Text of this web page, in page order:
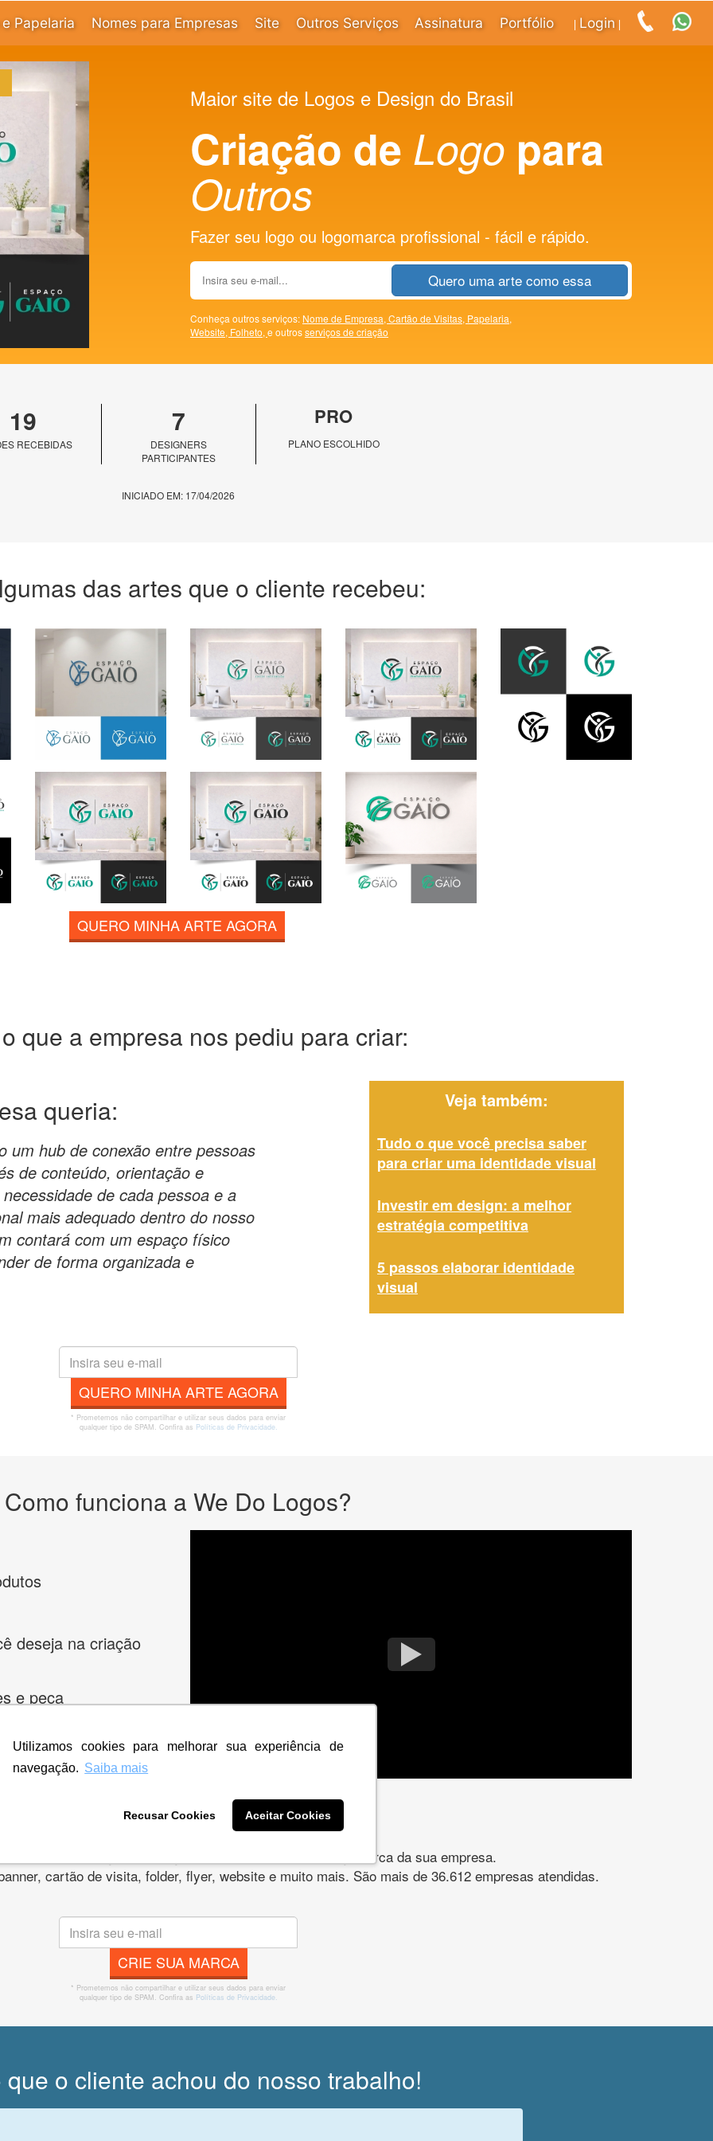
Utilizamos cookies para melhorar sua experiência de
navegação. Saiba mais
Recusar Cookies Aceitar Cookies
Papelaria Nomes para Empresas Site Outros Serviços Assinatura Portfólio Login
Maior site de Logos e Design do Brasil
Criação de Logo para
Outros
Fazer seu logo ou logomarca profissional - fácil e rápido.
Quero uma arte como essa
Conheça outros serviços: Nome de Empresa, Cartão de Visitas, Papelaria,
Website, Folheto, e outrosserviços de criação
19
RECEBIDAS
7
DESIGNERS
PARTICIPANTES
PRO
PLANO ESCOLHIDO
INICIADO EM: 17/04/2026
das artes que o cliente recebeu:
QUERO MINHA ARTE AGORA
que a empresa nos pediu para criar:
queria:
um hub de conexão entre pessoas
de conteúdo, orientação e
de cada pessoa e a
mais adequado dentro do nosso
contará com um espaço físico
de forma organizada e
Veja também:
Tudo o que você precisa saber
para criar uma identidade visual
Investir em design: a melhor
estratégia competitiva
5 passos elaborar identidade
visual
QUERO MINHA ARTE AGORA
* Prometemos não compartilhar e utilizar seus dados para enviar
qualquer tipo de SPAM. Confira as Políticas de Privacidade.
Como funciona a We Do Logos?
deseja na criação
e peça
melhores designers de logotipos online para criar a logomarca da sua empresa.
cartão de visita, folder, flyer, website e muito mais. São mais de 36.612 empresas atendidas.
CRIE SUA MARCA
* Prometemos não compartilhar e utilizar seus dados para enviar
qualquer tipo de SPAM. Confira as Políticas de Privacidade.
que o cliente achou do nosso trabalho!